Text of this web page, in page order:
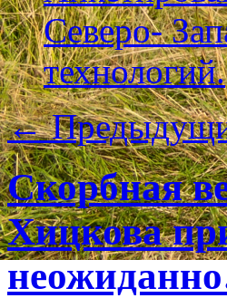
Северо-
технологий.
←
Скорбная
Хицкова